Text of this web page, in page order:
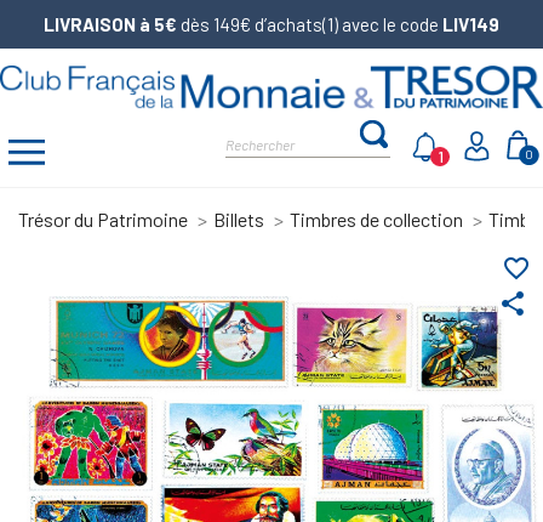
LIVRAISON à 5€ dès 149€ d’achats(1) avec le code LIV149
0
1
Trésor du Patrimoine Billets Timbres de collection
share
favorite_border